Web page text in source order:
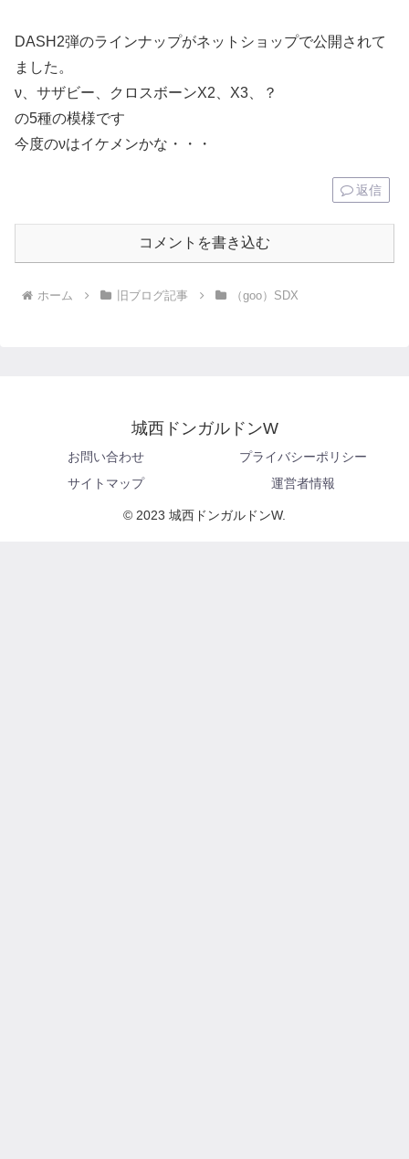
DASH2弾のラインナップがネットショップで公開されて
ました。
ν、サザビー、クロスボーンX2、X3、？
の5種の模様です
今度のνはイケメンかな・・・
返信
コメントを書き込む
ホーム 旧ブログ記事 （goo）SDX
城西ドンガルドンW
お問い合わせ
プライバシーポリシー
サイトマップ
運営者情報
© 2023 城西ドンガルドンW.